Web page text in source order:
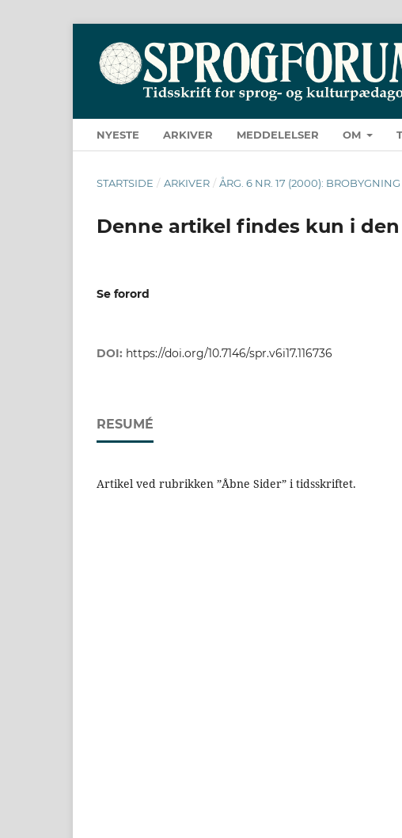
NYESTE ARKIVER MEDDELELSER OM
STARTSIDE / ARKIVER / ÅRG. 6 NR. 17 (2000):
Denne artikel findes kun i
Se forord
DOI: https://doi.org/10.7146/spr.v6i17.116736
RESUMÉ
Artikel ved rubrikken ”Åbne Sider” i tidsskriftet.